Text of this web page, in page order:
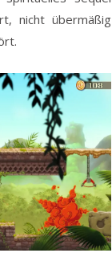
nicht übermäßig